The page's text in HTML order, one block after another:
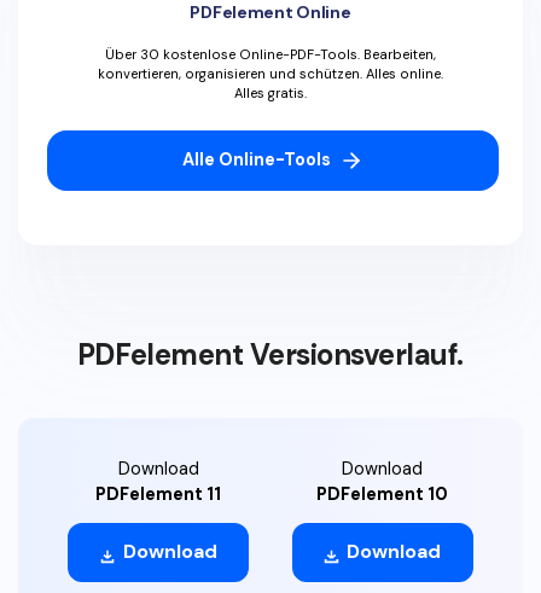
PDFelement Online
Über 30 kostenlose Online-PDF-Tools. Bearbeiten,
konvertieren, organisieren und schützen. Alles online.
Alles gratis.
Alle Online-Tools
PDFelement Versionsverlauf.
Download
PDFelement 11
Download
Download
PDFelement 10
Download